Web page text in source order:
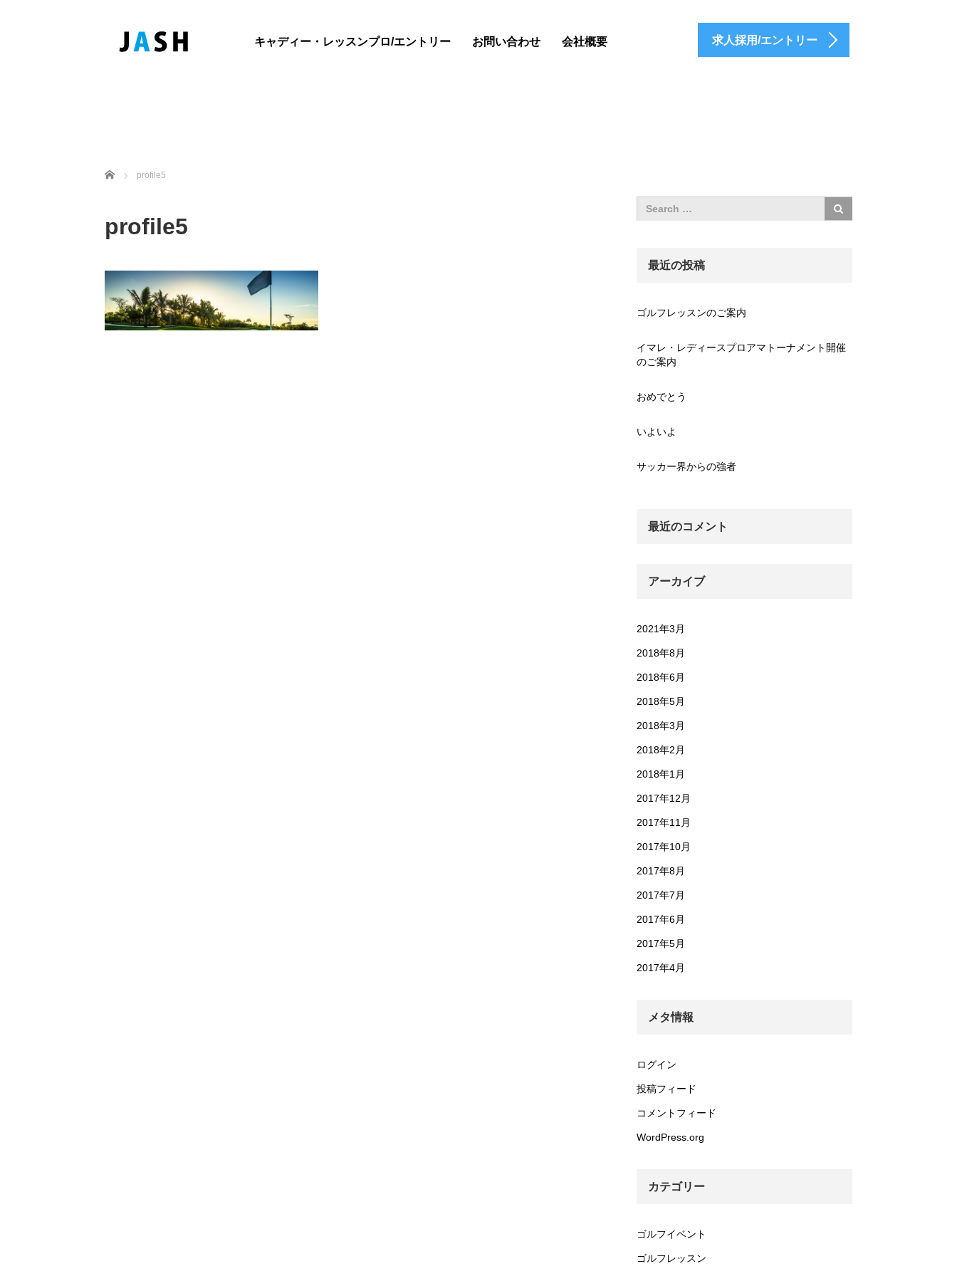
キャディー・レッスンプロ/エントリー お問い合わせ 会社概要 求人採用/エントリー
ホーム profile5
profile5
最近の投稿
ゴルフレッスンのご案内
イマレ・レディースプロアマトーナメント開催
のご案内
おめでとう
いよいよ
サッカー界からの強者
最近のコメント
アーカイブ
2021年3月
2018年8月
2018年6月
2018年5月
2018年3月
2018年2月
2018年1月
2017年12月
2017年11月
2017年10月
2017年8月
2017年7月
2017年6月
2017年5月
2017年4月
メタ情報
ログイン
投稿フィード
コメントフィード
WordPress.org
カテゴリー
ゴルフイベント
ゴルフレッスン